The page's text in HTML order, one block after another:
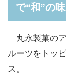
で“和”の
丸永製菓の
ルーツをトッ
ス。